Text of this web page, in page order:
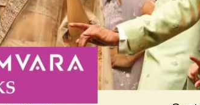
നിരവധി പരാതികൾ
വീണ്ടും സമാന്തര സർവീസ് തുടരുന്നതായാണ്